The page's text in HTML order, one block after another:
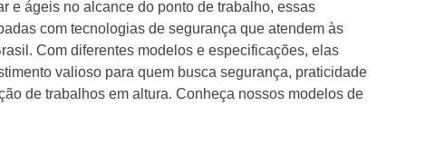
e ágeis no alcance do ponto de trabalho, essas
com tecnologias de segurança que atendem às
Com diferentes modelos e especificações, elas
valioso para quem busca segurança, praticidade
de trabalhos em altura. Conheça nossos modelos de